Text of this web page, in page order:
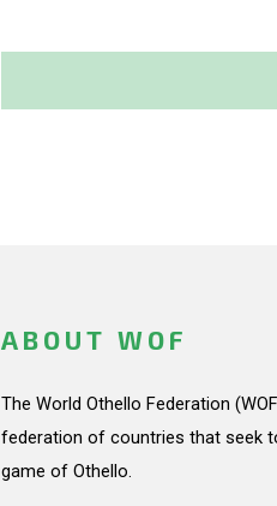
ABOUT WOF
The World Othello Federation
federation of countries that seek
game of Othello.